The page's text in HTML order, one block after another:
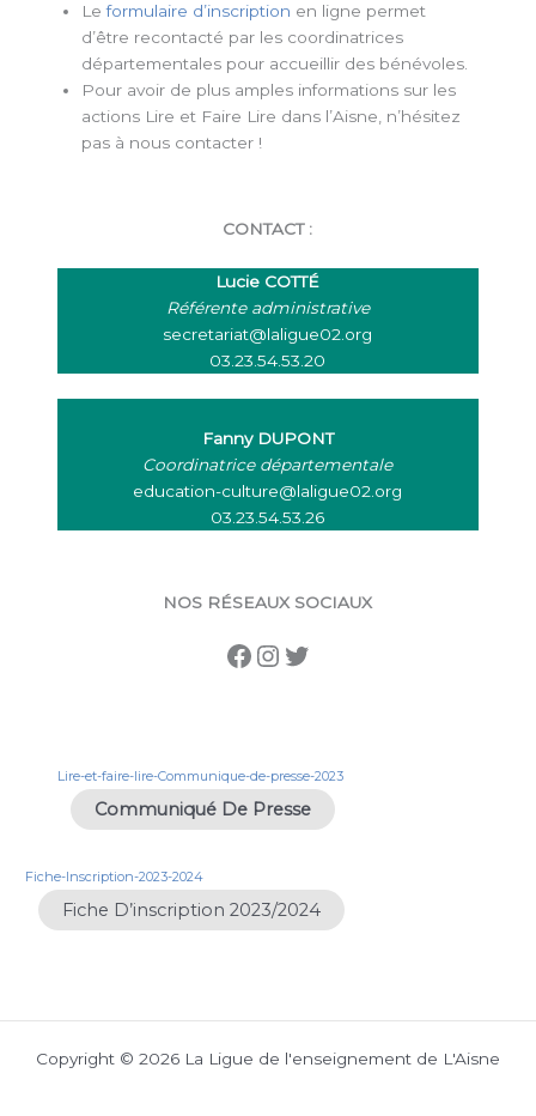
Leformulaire d’inscription en ligne permet
d’être recontacté par les coordinatrices
départementales pour accueillir des bénévoles.
Pour avoir de plus amples informations sur les
actions Lire et Faire Lire dans l’Aisne, n’hésitez
pas à nous contacter !
CONTACT :
Lucie COTTÉ
Référente administrative
secretariat@laligue02.org
03.23.54.53.20
Fanny DUPONT
Coordinatrice départementale
education-culture@laligue02.org
03.23.54.53.26
NOS RÉSEAUX SOCIAUX
Lire-et-faire-lire-Communique-de-presse-2023
Communiqué De Presse
Fiche-Inscription-2023-2024
Fiche D’inscription 2023/2024
Copyright © 2026 La Ligue de l'enseignement de L'Aisne